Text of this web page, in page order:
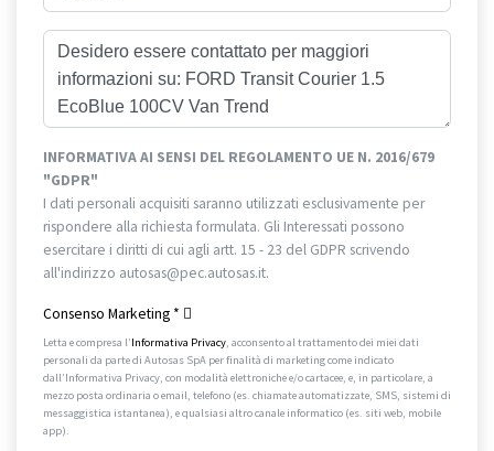
INFORMATIVA AI SENSI DEL REGOLAMENTO UE N. 2016/679
"GDPR"
I dati personali acquisiti saranno utilizzati esclusivamente per
rispondere alla richiesta formulata. Gli Interessati possono
esercitare i diritti di cui agli artt. 15 - 23 del GDPR scrivendo
all'indirizzo autosas@pec.autosas.it.
Consenso Marketing *
Letta e compresa l’Informativa Privacy, acconsento al trattamento dei miei dati
personali da parte di Autosas SpA per finalità di marketing come indicato
dall’Informativa Privacy, con modalità elettroniche e/o cartacee, e, in particolare, a
mezzo posta ordinaria o email, telefono (es. chiamate automatizzate, SMS, sistemi di
messaggistica istantanea), e qualsiasi altro canale informatico (es. siti web, mobile
app).